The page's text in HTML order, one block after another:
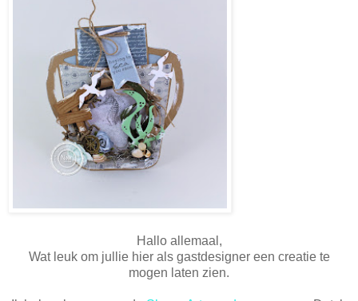
Hallo allemaal,
Wat leuk om jullie hier als gastdesigner een creatie te
mogen laten zien.